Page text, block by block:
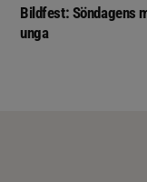
Bildfest: Söndagens
unga